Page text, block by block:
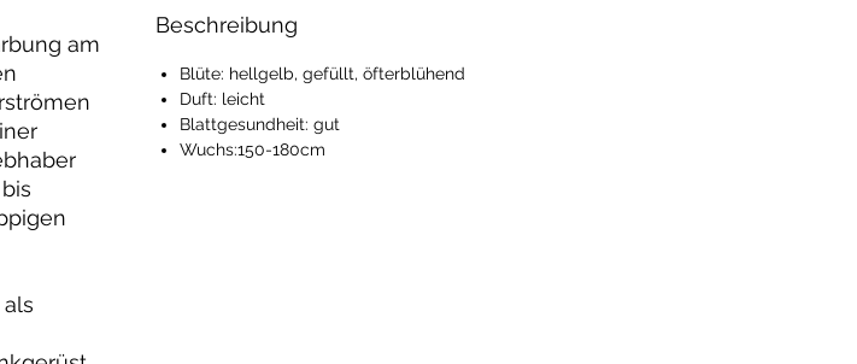
am
Beschreibung
Blüte: hellgelb, gefüllt, öfterblühend
Duft: leicht
Blattgesundheit: gut
Wuchs:150-180cm